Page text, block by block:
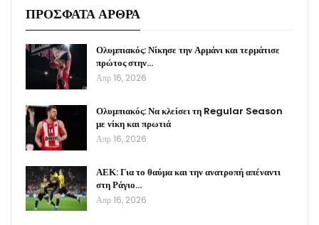
ΠΡΟΣΦΑΤΑ ΑΡΘΡΑ
Ολυμπιακός: Νίκησε την Αρμάνι και τερμάτισε
πρώτος στην…
Απρ 16, 2026
Ολυμπιακός: Να κλείσει τη Regular Season
με νίκη και πρωτιά
Απρ 16, 2026
ΑΕΚ: Για το θαύμα και την ανατροπή απέναντι
στη Ράγιο…
Απρ 16, 2026